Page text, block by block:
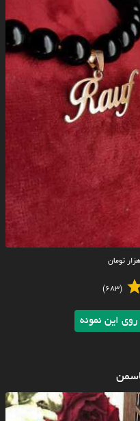
هزار تومان
(683)
این نمونه